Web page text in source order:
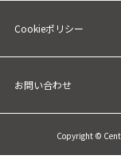
Cookieポリシー
お問い合わせ
Copyright ©